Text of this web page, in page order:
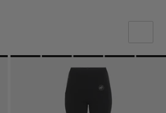
VORES ANBEFALING
PRIS LAV TIL HØJ